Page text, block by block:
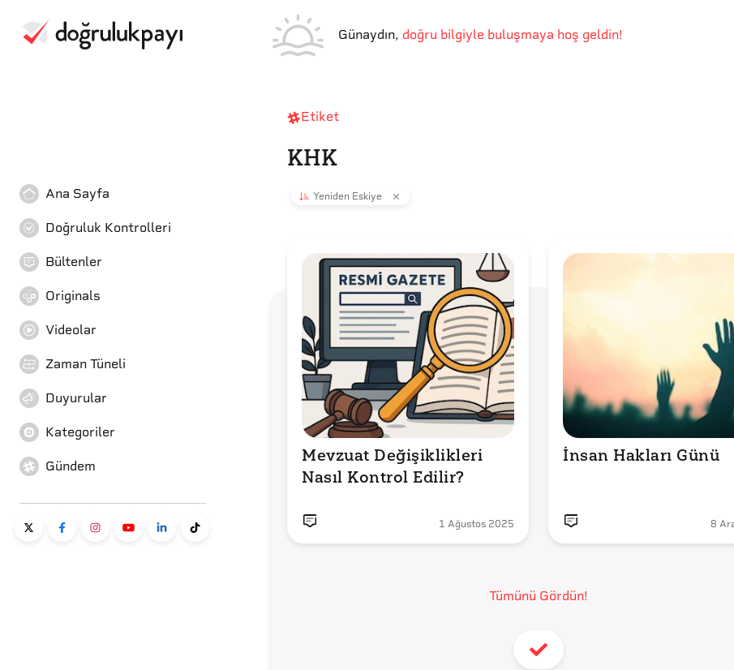
Günaydın, doğru bilgiyle buluşmaya hoş geldin!
Ana Sayfa
Doğruluk Kontrolleri
Bültenler
Originals
Videolar
Zaman Tüneli
Duyurular
Kategoriler
Gündem
Etiket
KHK
Yeniden Eskiye
Mevzuat Değişiklikleri
1 Ağustos 2025
İnsan Hakları Günü
8
Tümünü Gördün!